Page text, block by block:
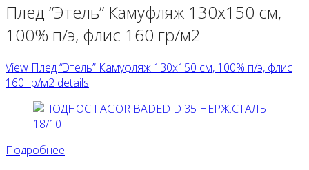
Плед “Этель” Камуфляж 130х150 см,
100% п/э, флис 160 гр/м2
View Плед “Этель” Камуфляж 130х150 см, 100% п/э, флис
160 гр/м2 details
Подробнее